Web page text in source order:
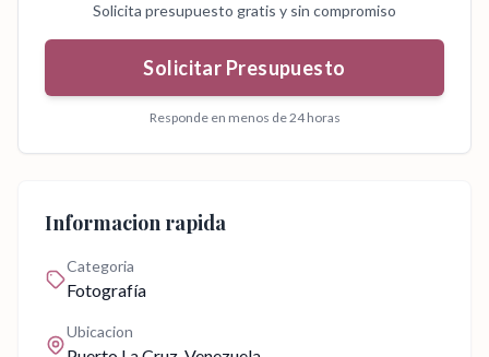
Solicita presupuesto gratis y sin compromiso
Solicitar Presupuesto
Responde en menos de 24 horas
Informacion rapida
Categoria
Fotografía
Ubicacion